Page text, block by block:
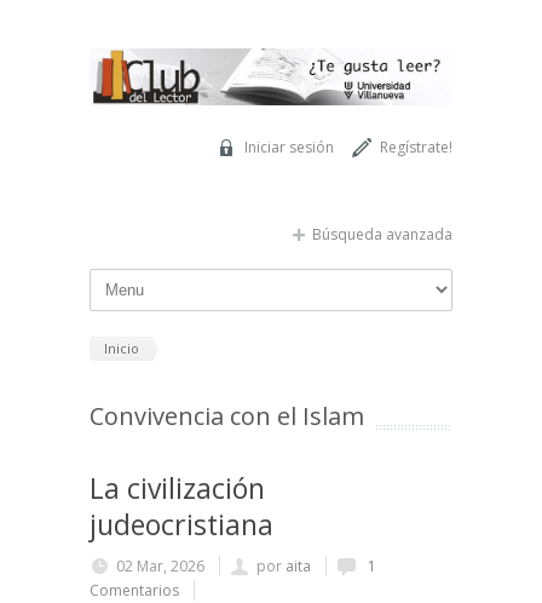
Regístrate!
Iniciar sesión
Búsqueda avanzada
Inicio
Convivencia con el Islam
La civilización
judeocristiana
02 Mar, 2026 por aita
1
Comentarios